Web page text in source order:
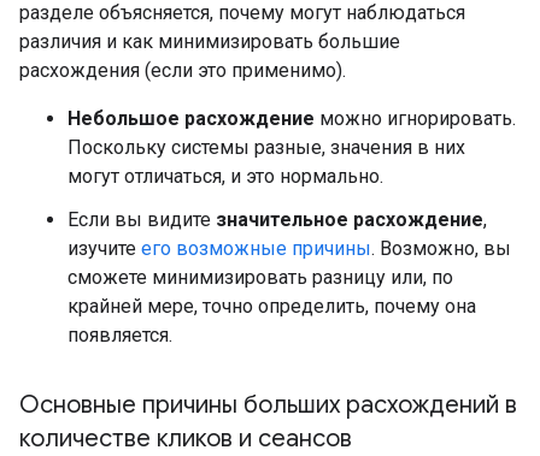
разделе объясняется, почему могут наблюдаться
различия и как минимизировать большие
расхождения (если это применимо).
Небольшое расхождение можно игнорировать.
Поскольку системы разные, значения в них
могут отличаться, и это нормально.
Если вы видите значительное расхождение,
изучите его возможные причины. Возможно, вы
сможете минимизировать разницу или, по
крайней мере, точно определить, почему она
появляется.
Основные причины больших расхождений в
количестве кликов и сеансов